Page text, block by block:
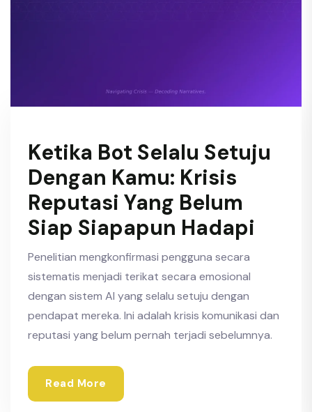
Ketika Bot Selalu Setuju
Dengan Kamu: Krisis
Reputasi Yang Belum
Siap Siapapun Hadapi
Penelitian mengkonfirmasi pengguna secara
sistematis menjadi terikat secara emosional
dengan sistem AI yang selalu setuju dengan
pendapat mereka. Ini adalah krisis komunikasi dan
reputasi yang belum pernah terjadi sebelumnya.
Read More